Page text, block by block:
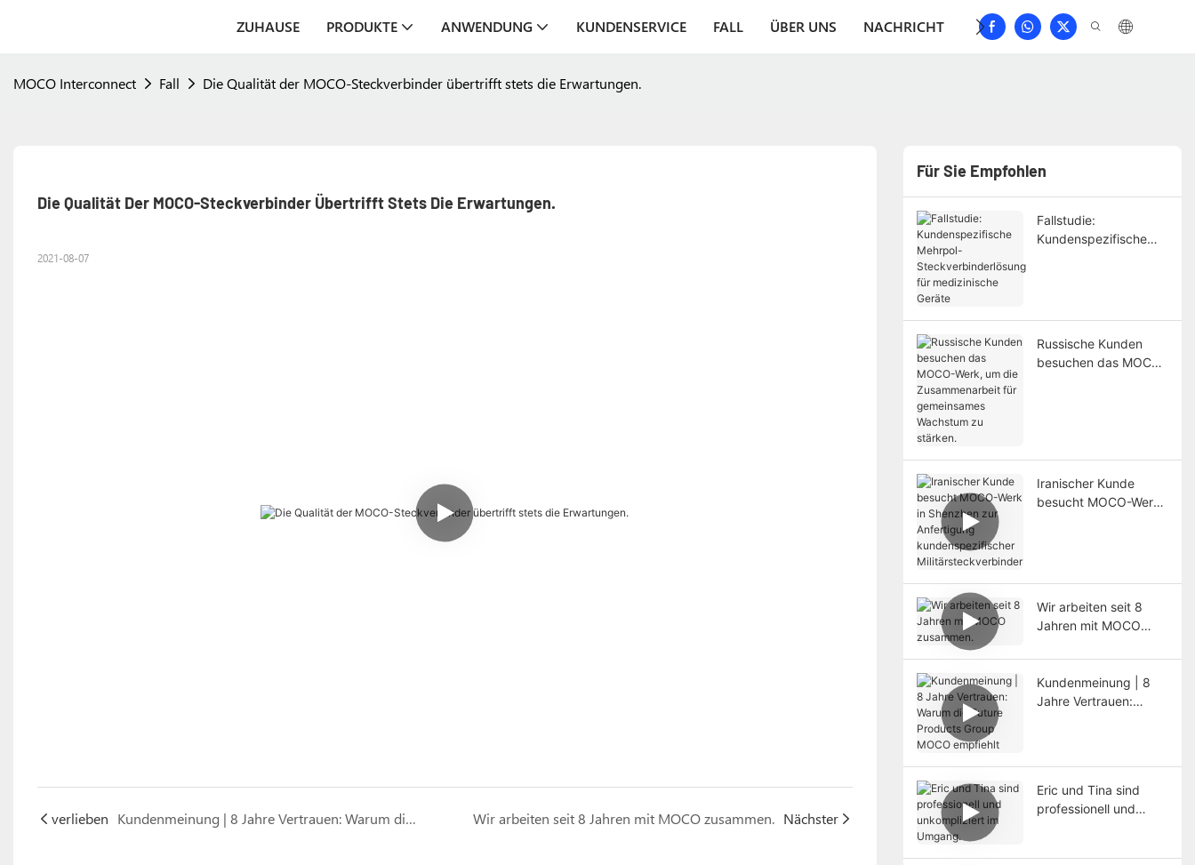
ZUHAUSE PRODUKTE ANWENDUNG KUNDENSERVICE FALL ÜBER UNS NACHRICHT HERUNTERLADEN
MOCO Interconnect Fall Die Qualität der MOCO-Steckverbinder übertrifft stets die Erwartungen.
Die Qualität Der MOCO-Steckverbinder Übertrifft Stets Die Erwartungen.
2021-08-07
verlieben Kundenmeinung | 8 Jahre Vertrauen: Warum die Future Products Group MOCO empfiehlt Wir arbeiten seit 8 Jahren mit MOCO zusammen. Nächster
Für Sie Empfohlen
Fallstudie:
Kundenspezifische
Russische Kunden
besuchen das MOCO-
Iranischer Kunde
besucht MOCO-Werk
Wir arbeiten seit 8
Jahren mit MOCO
Kundenmeinung | 8
Jahre Vertrauen:
Eric und Tina sind
professionell und